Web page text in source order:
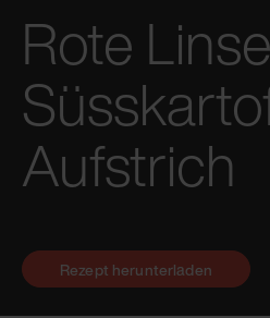
Rote
Aufstrich
Rezept herunterladen